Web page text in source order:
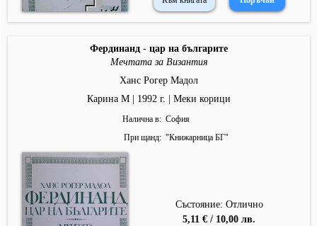
Фердинанд - цар на българите
Мечтата за Византия
Ханс Рогер Мадол
Карина М | 1992 г. | Меки корици
Налична в
София
При щанд
"Книжарница БГ"
Състояние: Отлично
5,11 € / 10,00 лв.